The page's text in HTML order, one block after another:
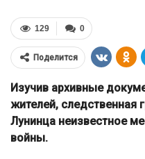
0
129
Поделится
Изучив архивные
жителей, следственная
Лунинца неизвестное
войны.